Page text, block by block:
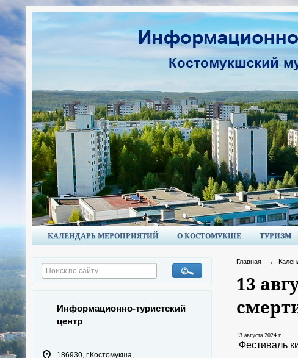
КАЛЕНДАРЬ МЕРОПРИЯТИЙ О КОСТОМУКШЕ ТУРИЗМ
Информационно-туристский
центр
186930, г.Костомукша,
Главная →
13
13 августа 2024 г.
Фестиваль